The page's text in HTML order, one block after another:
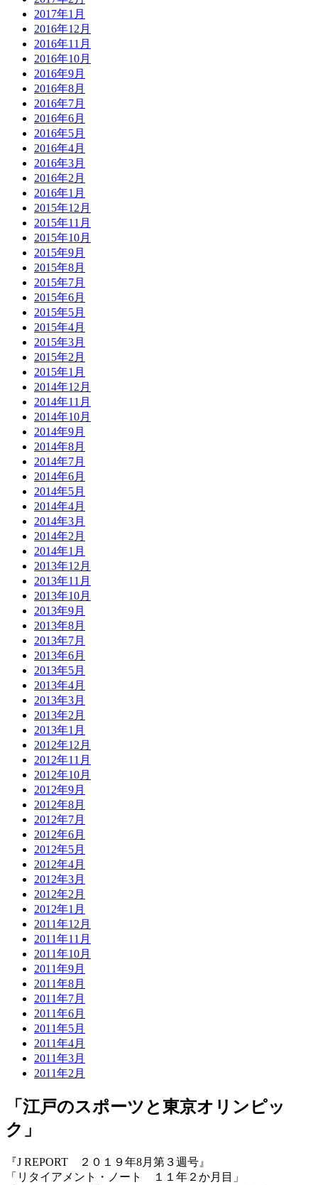
2017年1月
2016年12月
2016年11月
2016年10月
2016年9月
2016年8月
2016年7月
2016年6月
2016年5月
2016年4月
2016年3月
2016年2月
2016年1月
2015年12月
2015年11月
2015年10月
2015年9月
2015年8月
2015年7月
2015年6月
2015年5月
2015年4月
2015年3月
2015年2月
2015年1月
2014年12月
2014年11月
2014年10月
2014年9月
2014年8月
2014年7月
2014年6月
2014年5月
2014年4月
2014年3月
2014年2月
2014年1月
2013年12月
2013年11月
2013年10月
2013年9月
2013年8月
2013年7月
2013年6月
2013年5月
2013年4月
2013年3月
2013年2月
2013年1月
2012年12月
2012年11月
2012年10月
2012年9月
2012年8月
2012年7月
2012年6月
2012年5月
2012年4月
2012年3月
2012年2月
2012年1月
2011年12月
2011年11月
2011年10月
2011年9月
2011年8月
2011年7月
2011年6月
2011年5月
2011年4月
2011年3月
2011年2月
「江戸のスポーツと東京オリンピッ
ク」
『J REPORT ２０１９年8月第３週号』
「リタイアメント・ノート １１年２か月目」